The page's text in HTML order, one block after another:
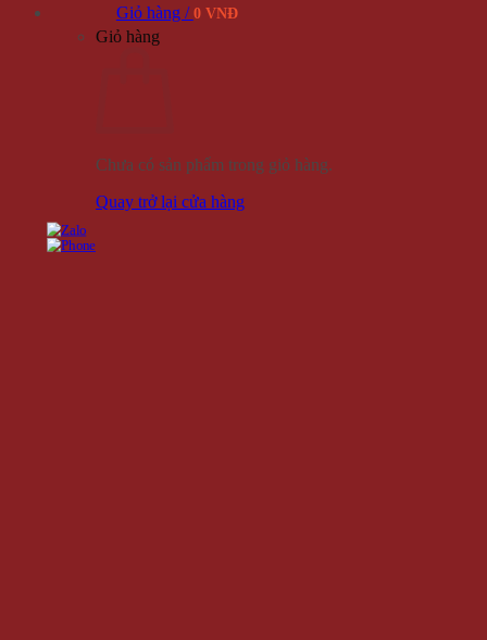
Giỏ hàng / 0 VNĐ
Giỏ hàng
Chưa có sản phẩm trong giỏ hàng.
Quay trở lại cửa hàng